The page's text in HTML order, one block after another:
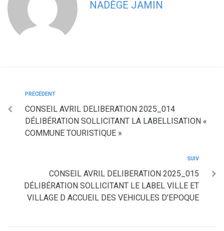
NADÈGE JAMIN
PRÉCÉDENT
CONSEIL AVRIL DELIBERATION 2025_014
DÉLIBÉRATION SOLLICITANT LA LABELLISATION «
COMMUNE TOURISTIQUE »
SUIV
CONSEIL AVRIL DELIBERATION 2025_015
DÉLIBÉRATION SOLLICITANT LE LABEL VILLE ET
VILLAGE D ACCUEIL DES VEHICULES D’EPOQUE